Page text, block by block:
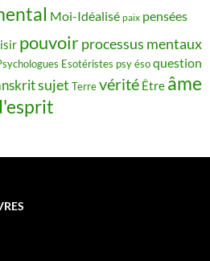
Moi-Idéalisé paix pensées
pouvoirprocessus mentaux
Esotéristes psy ésoquestion
sujet Terrevérité Être âme